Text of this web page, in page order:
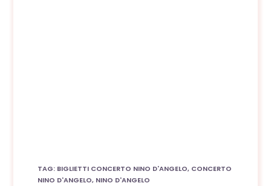
TAG: BIGLIETTI CONCERTO NINO D'ANGELO, CONCERTO
NINO D'ANGELO, NINO D'ANGELO